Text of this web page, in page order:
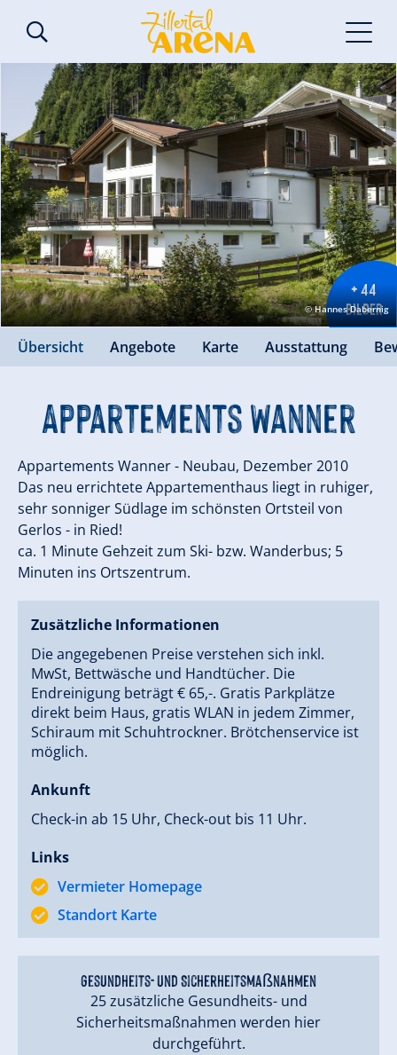
© Hannes Dabernig
+ 44
BILDER
Übersicht Angebote Karte Ausstattung
Appartements Wanner
Appartements Wanner - Neubau, Dezember 2010
Das neu errichtete Appartementhaus liegt in ruhiger,
sehr sonniger Südlage im schönsten Ortsteil von
Gerlos - in Ried!
ca. 1 Minute Gehzeit zum Ski- bzw. Wanderbus; 5
Minuten ins Ortszentrum.
Zusätzliche Informationen
Die angegebenen Preise verstehen sich inkl.
MwSt, Bettwäsche und Handtücher. Die
Endreinigung beträgt € 65,-. Gratis Parkplätze
direkt beim Haus, gratis WLAN in jedem Zimmer,
Schiraum mit Schuhtrockner. Brötchenservice ist
möglich.
Ankunft
Check-in ab 15 Uhr, Check-out bis 11 Uhr.
Links
Vermieter Homepage
Standort Karte
Gesundheits- und Sicherheitsmaßnahmen
25 zusätzliche Gesundheits- und
Sicherheitsmaßnahmen werden hier
durchgeführt.